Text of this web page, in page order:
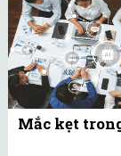
Mắc kẹt